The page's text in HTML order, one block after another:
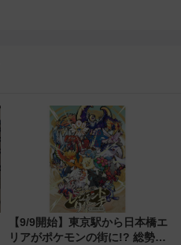
【9/9開始】東京駅から日本橋エ
リアがポケモンの街に!? 総勢